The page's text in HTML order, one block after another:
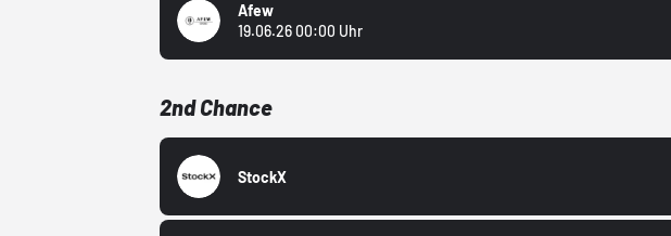
Afew
19.06.26 00:00 Uhr
2nd Chance
StockX